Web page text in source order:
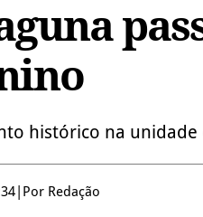
histórico na unidade
Por Redação